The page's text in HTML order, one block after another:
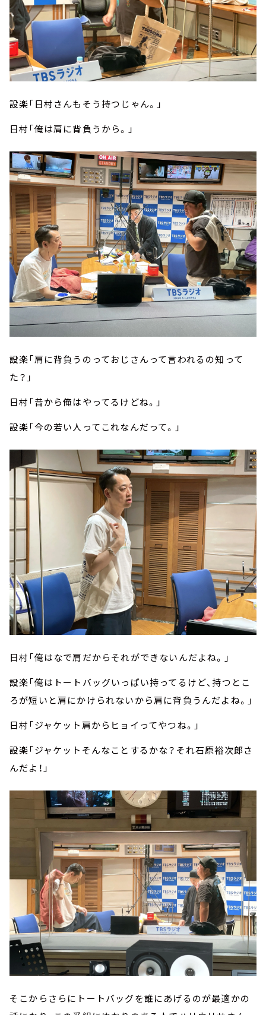
設楽「日村さんもそう持つじゃん。」
日村「俺は肩に背負うから。」
設楽「肩に背負うのっておじさんって言われるの知って
た？」
日村「昔から俺はやってるけどね。」
設楽「今の若い人ってこれなんだって。」
日村「俺はなで肩だからそれができないんだよね。」
設楽「俺はトートバッグいっぱい持ってるけど、持つとこ
ろが短いと肩にかけられないから肩に背負うんだよね。」
日村「ジャケット肩からヒョイってやつね。」
設楽「ジャケットそんなことするかな？それ石原裕次郎さ
んだよ！」
そこからさらにトートバッグを誰にあげるのが最適かの